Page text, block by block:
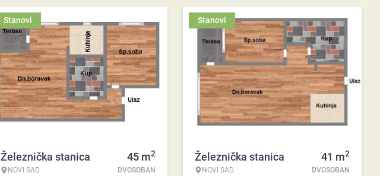
Stanovi
Železnička stanica
NOVI SAD
45 m2
DVOSOBAN
Stanovi
Železnička stanica
NOVI SAD
41 m2
DVOSOBAN